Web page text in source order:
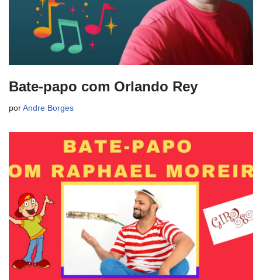
Bate-papo com Orlando Rey
por Andre Borges